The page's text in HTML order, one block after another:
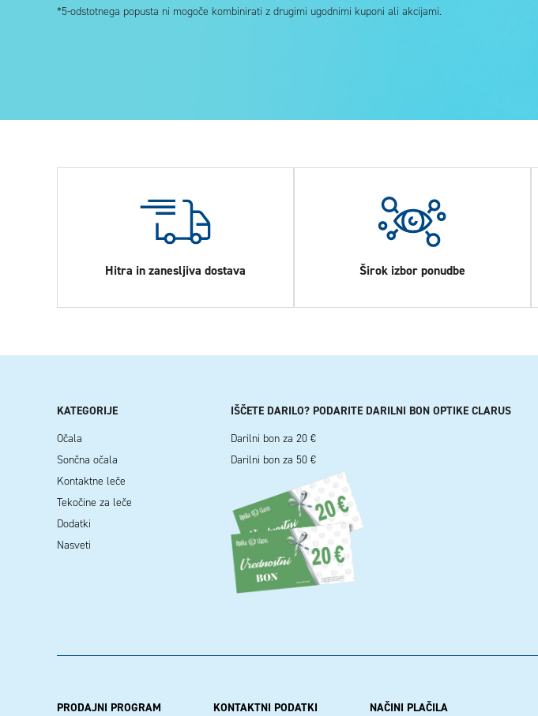
*5-odstotnega popusta ni mogoče kombinirati z drugimi ugodnimi kuponi ali akcijami.
Hitra in zanesljiva dostava Širok izbor ponudbe
KATEGORIJE
Očala
Sončna očala
Kontaktne leče
Tekočine za leče
Dodatki
Nasveti
IŠČETE DARILO? PODARITE DARILNI BON OPTIKE CLARUS
Darilni bon za 20 €
Darilni bon za 50 €
PRODAJNI PROGRAM KONTAKTNI PODATKI NAČINI PLAČILA